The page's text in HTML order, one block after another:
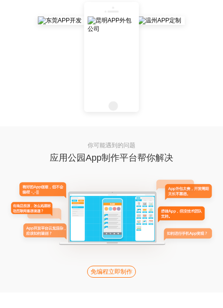
你可能遇到的问题
应用公园App制作平台帮你解决
免编程立即制作